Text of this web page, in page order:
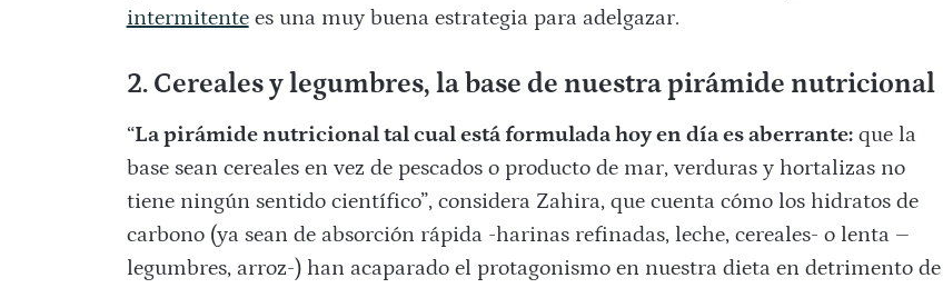
intermitentees una muy buena estrategia para adelgazar.
2. Cereales y legumbres, la base de nuestra pirámide nutricional
“La pirámide nutricional tal cual está formulada hoy en día es aberrante:que la
base sean cereales en vez de pescados o producto de mar, verduras y hortalizas no
tiene ningún sentido científico”, considera Zahira, que cuenta cómo los hidratos de
carbono (ya sean de absorción rápida -harinas refinadas, leche, cereales- o lenta –
legumbres, arroz-) han acaparado el protagonismo en nuestra dieta en detrimento de